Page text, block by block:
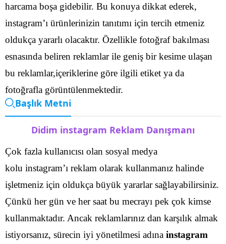
harcama boşa gidebilir. Bu konuya dikkat ederek,
instagram’ı ürünlerinizin tanıtımı için tercih etmeniz
oldukça yararlı olacaktır. Özellikle fotoğraf bakılması
esnasında beliren reklamlar ile geniş bir kesime ulaşan
bu reklamlar,içeriklerine göre ilgili etiket ya da
fotoğrafla görüntülenmektedir.
Başlık Metni
Didim instagram Reklam Danışmanı
Çok fazla kullanıcısı olan sosyal medya
kolu instagram’ı reklam olarak kullanmanız halinde
işletmeniz için oldukça büyük yararlar sağlayabilirsiniz.
Çünkü her gün ve her saat bu mecrayı pek çok kimse
kullanmaktadır. Ancak reklamlarınız dan karşılık almak
istiyorsanız, sürecin iyi yönetilmesi adına instagram